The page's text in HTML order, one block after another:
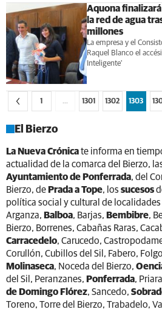
Aquona
la red de agua
millones
La empresa y el
Raquel Blanco el
Inteligente'
1 … 1301 1302 1303
El Bierzo
La Nueva Crónicate informa en
actualidad de la comarca del Bierzo,
Ayuntamiento de Ponferrada, del
Bierzo, de Prada a Tope, los sucesos
política social y cultural de
Arganza, Balboa, Barjas, Bembibre,
Bierzo, Borrenes, Cabañas Raras,
Carracedelo, Carucedo,
Corullón, Cubillos del Sil, Fabero,
Molinaseca, Noceda del Bierzo,
del Sil, Peranzanes, Ponferrada,
de Domingo Flórez, Sancedo,
Toreno, Torre del Bierzo, Trabadelo,